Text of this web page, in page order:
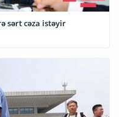
sərt cəza istəyir